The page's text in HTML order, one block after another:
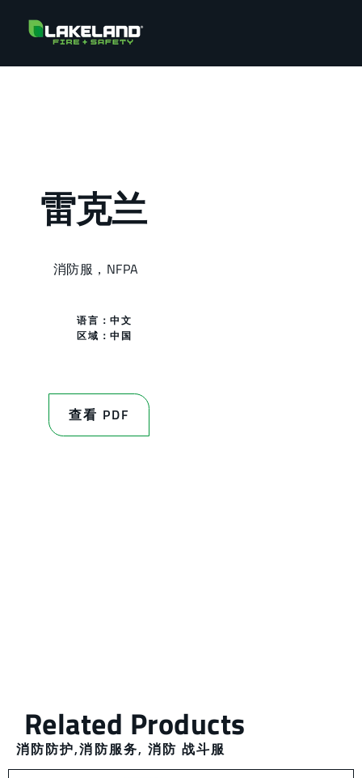
雷克兰
消防服，NFPA
语言：中文
区域：中国
查看 PDF
消防防护,消防服务, 消防 战斗服